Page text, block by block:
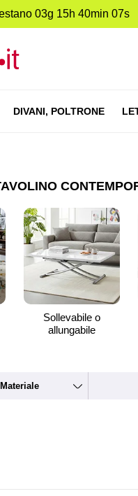
03g 15h 40min 06s
DIVANI, POLTRONE
Sollevabile o
allungabile
Materiale